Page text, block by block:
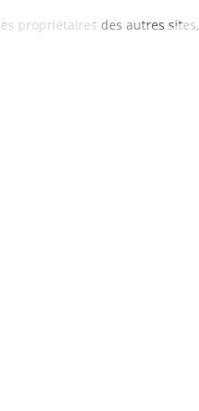
propriétaires des autres sites,